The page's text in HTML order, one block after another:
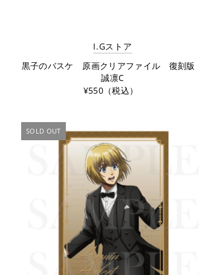
I.Gストア
黒子のバスケ 原画クリアファイル 復刻版
誠凛C
¥550（税込）
SOLD OUT